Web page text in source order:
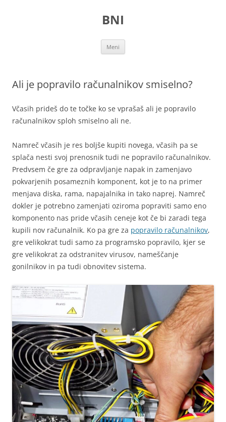
BNI
Meni
Ali je popravilo računalnikov smiselno?
Včasih prideš do te točke ko se vprašaš ali je popravilo
računalnikov sploh smiselno ali ne.
Namreč včasih je res boljše kupiti novega, včasih pa se
splača nesti svoj prenosnik tudi ne popravilo računalnikov.
Predvsem če gre za odpravljanje napak in zamenjavo
pokvarjenih posameznih komponent, kot je to na primer
menjava diska, rama, napajalnika in tako naprej. Namreč
dokler je potrebno zamenjati oziroma popraviti samo eno
komponento nas pride včasih ceneje kot če bi zaradi tega
kupili nov računalnik. Ko pa gre za popravilo računalnikov,
gre velikokrat tudi samo za programsko popravilo, kjer se
gre velikokrat za odstranitev virusov, nameščanje
gonilnikov in pa tudi obnovitev sistema.